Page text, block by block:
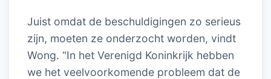
Juist omdat de beschuldigingen zo serieus
zijn, moeten ze onderzocht worden, vindt
Wong. “In het Verenigd Koninkrijk hebben
we het veelvoorkomende probleem dat de